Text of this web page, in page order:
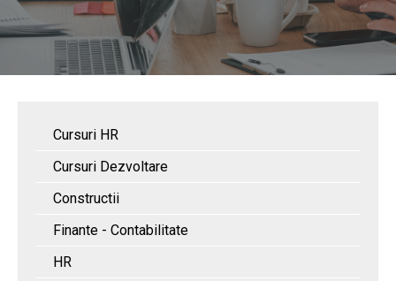
Cursuri HR
Cursuri Dezvoltare
Constructii
Finante - Contabilitate
HR